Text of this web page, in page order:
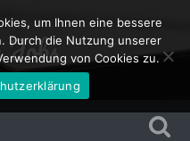
Jobs
um Ihnen eine bessere
Durch die Nutzung unserer
von Cookies zu.